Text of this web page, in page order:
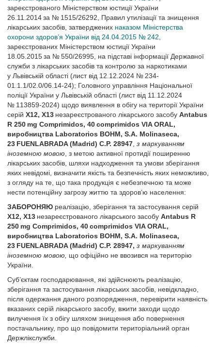
зареєстрованого Міністерством юстиції України
26.11.2014 за № 1515/26292, Правил утилізації та знищення
лікарських засобів, затверджених наказом Міністерства
охорони здоров’я України від 24.04.2015 № 242,
зареєстрованих Міністерством юстиції України
18.05.2015 за № 550/26995, на підставі інформації Державної
служби з лікарських засобів та контролю за наркотиками
у Львівській області (лист від 12.12.2024 № 234-
01.1.1/02.0/06.14-24); Головного управління Національної
поліції України у Львівській області (лист від 11.12.2024
№ 113859-2024) щодо виявлення в обігу на території України
серій X12, X13 незареєстрованого лікарського засобу Antabus
R 250 mg Comprimidos, 40 comprimidos VIA ORAL,
виробництва Laboratorios BOHM, S.A. Molinaseca,
23 FUENLABRADA (Madrid) C.P. 28947 з маркуванням
іноземною мовою , з метою активної протидії поширенню
лікарських засобів, шляхи надходження та умови зберігання
яких невідомі, визначити якість та безпечність яких неможливо,
з огляду на те, що така продукція є небезпечною та може
нести потенційну загрозу життю та здоров’ю населення:
ЗАБОРОНЯЮ реалізацію, зберігання та застосування серій
X12, X13 незареєстрованого лікарського засобу Antabus R
250 mg Comprimidos, 40 comprimidos VIA ORAL,
виробництва Laboratorios BOHM, S.A. Molinaseca,
23 FUENLABRADA (Madrid) C.P. 28947, з маркуванням
іноземною мовою,
що офіційно не ввозився на територію
України.
Суб’єктам господарювання, які здійснюють реалізацію,
зберігання та застосування лікарських засобів, невідкладно,
після одержання даного розпорядження, перевірити наявність
вказаних серій лікарського засобу, вжити заходи щодо
вилучення їх з обігу шляхом знищення або повернення
постачальнику, про що повідомити територіальний орган
Держлікслужби.